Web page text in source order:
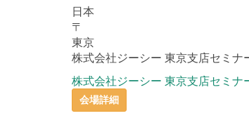
日本
〒
東京
株式会社ジーシー 東京支店セミナ
株式会社ジーシー 東京支店セミナ
会場詳細